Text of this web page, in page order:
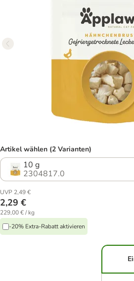
Artikel wählen (2 Varianten)
10 g
2304817.0
UVP 2,49 €
2,29 €
229,00 € / kg
-20% Extra-Rabatt aktivieren